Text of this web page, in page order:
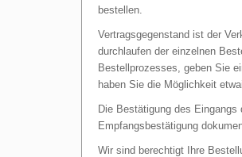
bestellen.
Vertragsgegenstand ist der
durchlaufen der einzelnen
Bestellprozesses, geben Sie
haben Sie die Möglichkeit
Die Bestätigung des
Empfangsbestätigung
Wir sind berechtigt Ihre